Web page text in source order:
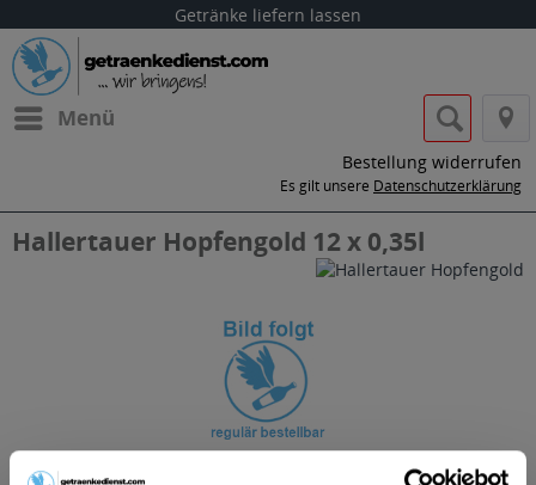
Getränke liefern lassen
Menü
Bestellung widerrufen
Es gilt unsere Datenschutzerklärung
Hallertauer Hopfengold 12 x 0,35l